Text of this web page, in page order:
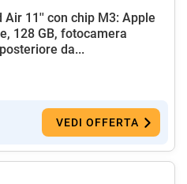
Air 11'' con chip M3: Apple
128 GB, fotocamera
da...
VEDI OFFERTA